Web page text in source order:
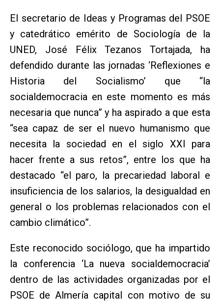
El secretario de Ideas y Programas del PSOE
y catedrático emérito de Sociología de la
UNED, José Félix Tezanos Tortajada, ha
defendido durante las jornadas ‘Reflexiones e
Historia del Socialismo’ que “la
socialdemocracia en este momento es más
necesaria que nunca” y ha aspirado a que esta
“sea capaz de ser el nuevo humanismo que
necesita la sociedad en el siglo XXI para
hacer frente a sus retos”, entre los que ha
destacado “el paro, la precariedad laboral e
insuficiencia de los salarios, la desigualdad en
general o los problemas relacionados con el
cambio climático”.
Este reconocido sociólogo, que ha impartido
la conferencia ‘La nueva socialdemocracia’
dentro de las actividades organizadas por el
PSOE de Almería capital con motivo de su